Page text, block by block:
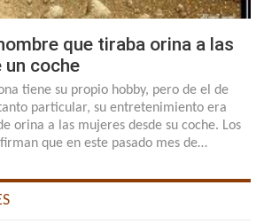
que tiraba orina a las
un coche
tiene su propio hobby, pero de el de
particular, su entretenimiento era
orina a las mujeres desde su coche. Los
que en este pasado mes de…